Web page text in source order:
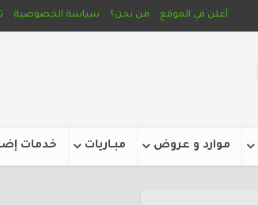
أعلن في الموقع من نحن؟ سياسة الخصوصية
موارد و عروض مبـاريات خدمات